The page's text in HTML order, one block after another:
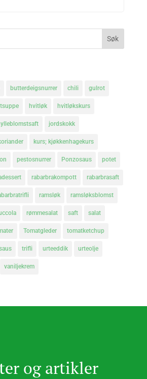
butterdeigsnurrer chili gulrot
hvitløk hvitløkskurs
jordskokk
kurs; kjøkkenhagekurs
pestosnurrer Ponzosaus potet
rabarbrakompott rabarbrasaft
ramsløk ramsløksblomst
rømmesalat saft salat
Tomatgleder tomatketchup
trifli urteeddik urteolje
vaniljekrem
og artikler